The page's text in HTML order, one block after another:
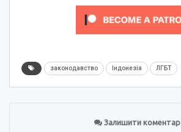
законодавство Індонезія ЛГБТ
Залишити коментар